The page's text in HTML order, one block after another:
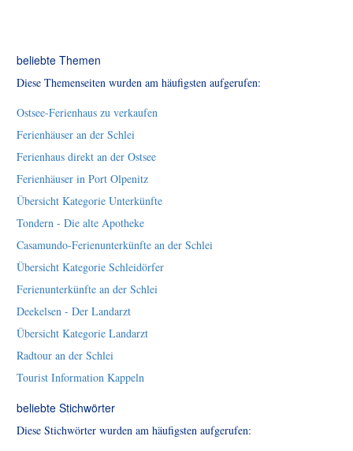
beliebte Themen
Diese Themenseiten wurden am häufigsten aufgerufen:
Ostsee-Ferienhaus zu verkaufen
Ferienhäuser an der Schlei
Ferienhaus direkt an der Ostsee
Ferienhäuser in Port Olpenitz
Übersicht Kategorie Unterkünfte
Tondern - Die alte Apotheke
Casamundo-Ferienunterkünfte an der Schlei
Übersicht Kategorie Schleidörfer
Ferienunterkünfte an der Schlei
Deekelsen - Der Landarzt
Übersicht Kategorie Landarzt
Radtour an der Schlei
Tourist Information Kappeln
beliebte Stichwörter
Diese Stichwörter wurden am häufigsten aufgerufen: